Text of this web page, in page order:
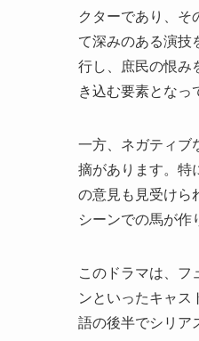
クターであり、そ
て深みのある演技
行し、庶民の恨み
き込む要素となっ
一方、ネガティブ
摘があります。特
の意見も見受けら
シーンでの馬が作
このドラマは、フ
ンといったキャス
語の後半でシリア